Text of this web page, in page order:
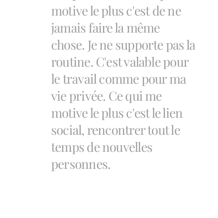
motive le plus c'est de ne
jamais faire la même
chose. Je ne supporte pas la
routine. C'est valable pour
le travail comme pour ma
vie privée. Ce qui me
motive le plus c'est le lien
social, rencontrer tout le
temps de nouvelles
personnes.